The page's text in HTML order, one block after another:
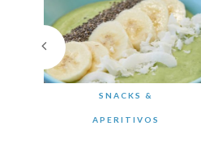
SNACKS &
APERITIVOS